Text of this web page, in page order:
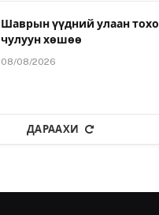
Шаврын үүдний улаан
чулуун хөшөө
08/08/2026
ДАРААХИ